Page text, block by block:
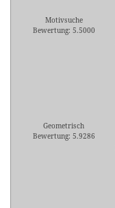
Motivsuche
Bewertung: 5.5000
Geometrisch
Bewertung: 5.9286